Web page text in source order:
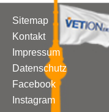
Sitemap
Kontakt
Impressum
Datenschutz
Facebook
Instagram